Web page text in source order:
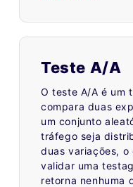
Teste A/A
O teste A/A é um
compara duas
um conjunto
tráfego seja
duas variações,
validar uma
retorna nenhuma